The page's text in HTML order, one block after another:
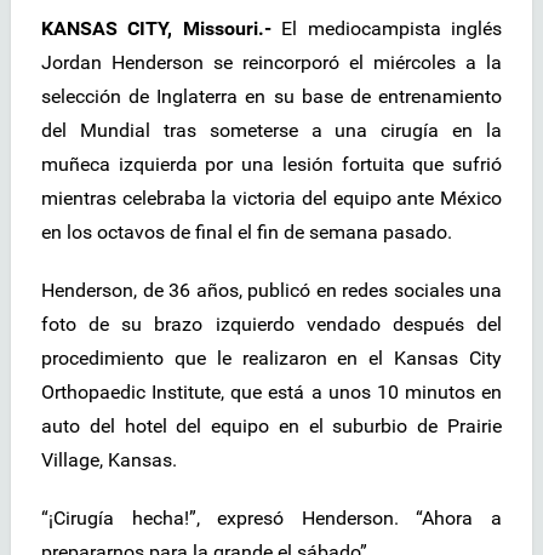
KANSAS CITY, Missouri.-El mediocampista inglés
Jordan Henderson se reincorporó el miércoles a la
selección de Inglaterra en su base de entrenamiento
del Mundial tras someterse a una cirugía en la
muñeca izquierda por una lesión fortuita que sufrió
mientras celebraba la victoria del equipo ante México
en los octavos de final el fin de semana pasado.
Henderson, de 36 años, publicó en redes sociales una
foto de su brazo izquierdo vendado después del
procedimiento que le realizaron en el Kansas City
Orthopaedic Institute, que está a unos 10 minutos en
auto del hotel del equipo en el suburbio de Prairie
Village, Kansas.
“¡Cirugía hecha!”, expresó Henderson. “Ahora a